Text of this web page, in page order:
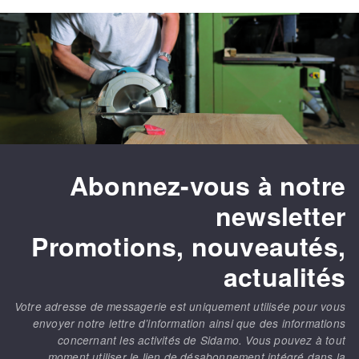
Ponceuses
Tours à métaux
Tables
Fraises scies
Rubans
Fraise HSS
Forets métaux
Abonnez-vous à notre
newsletter
Promotions, nouveautés,
actualités
Votre adresse de messagerie est uniquement utilisée pour vous
envoyer notre lettre d’information ainsi que des informations
concernant les activités de Sidamo. Vous pouvez à tout